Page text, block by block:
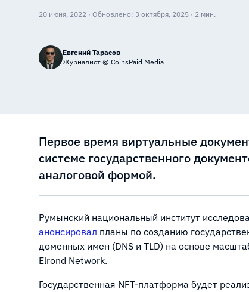
20 июня, 2022 · Обновлено: 3 октября, 2025 · 2 мин.
Евгений Тарасов
Журналист @ CoinsPaid Media
Первое время виртуальные
системе государственного
аналоговой формой.
Румынский национальный институт
анонсировал планы по созданию
доменных имен (DNS и TLD) на основе
Elrond Network.
Государственная NFT-платформа будет